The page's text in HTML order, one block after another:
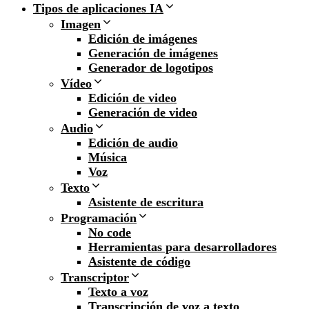
Tipos de aplicaciones IA
Imagen
Edición de imágenes
Generación de imágenes
Generador de logotipos
Vídeo
Edición de video
Generación de video
Audio
Edición de audio
Música
Voz
Texto
Asistente de escritura
Programación
No code
Herramientas para desarrolladores
Asistente de código
Transcriptor
Texto a voz